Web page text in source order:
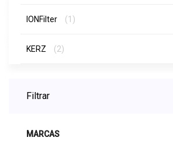
IONFilter (1)
KERZ (2)
Filtrar
MARCAS